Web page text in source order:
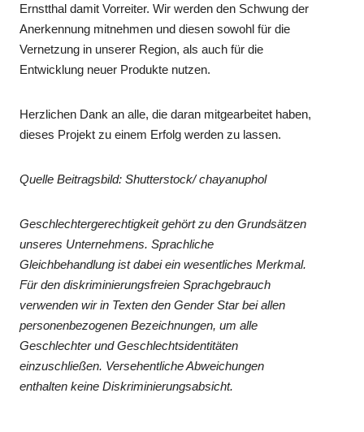
Ernstthal damit Vorreiter. Wir werden den Schwung der
Anerkennung mitnehmen und diesen sowohl für die
Vernetzung in unserer Region, als auch für die
Entwicklung neuer Produkte nutzen.
Herzlichen Dank an alle, die daran mitgearbeitet haben,
dieses Projekt zu einem Erfolg werden zu lassen.
Quelle Beitragsbild: Shutterstock/ chayanuphol
Geschlechtergerechtigkeit gehört zu den Grundsätzen
unseres Unternehmens. Sprachliche
Gleichbehandlung ist dabei ein wesentliches Merkmal.
Für den diskriminierungsfreien Sprachgebrauch
verwenden wir in Texten den Gender Star bei allen
personenbezogenen Bezeichnungen, um alle
Geschlechter und Geschlechtsidentitäten
einzuschließen. Versehentliche Abweichungen
enthalten keine Diskriminierungsabsicht.